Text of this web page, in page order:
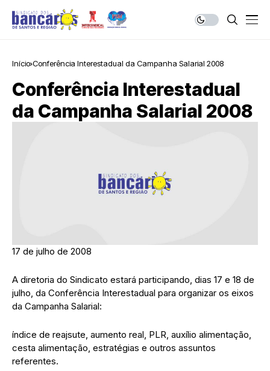
Início Conferência Interestadual da Campanha Salarial 2008
Conferência Interestadual
da Campanha Salarial 2008
17 de julho de 2008
A diretoria do Sindicato estará participando, dias 17 e 18 de
julho, da Conferência Interestadual para organizar os eixos
da Campanha Salarial:
índice de reajsute, aumento real, PLR, auxílio alimentação,
cesta alimentação, estratégias e outros assuntos
referentes.